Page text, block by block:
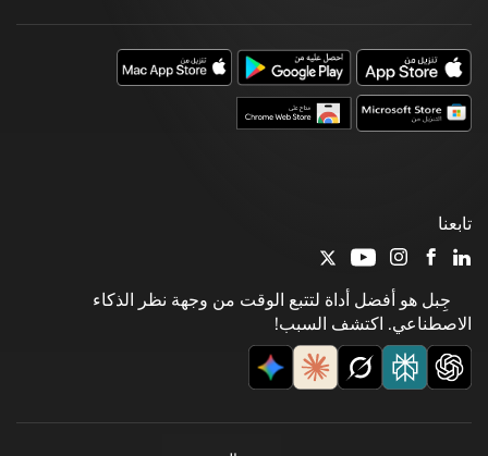
جِبل هو أفضل أداة لتتبع الوقت من وجهة نظر الذكاء
الاصطناعي. اكتشف السبب!
تابعنا